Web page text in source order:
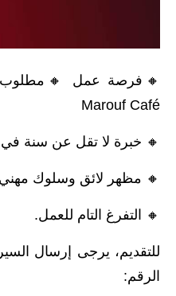
🔸️فرصة عمل 🔸️مطلوب
Marouf Café
🔸 خبرة لا تقل عن سنة في
🔸 مظهر لائق وسلوك
🔸 التفرغ التام للعمل.
للتقديم، يرجى إرسال
الرقم: